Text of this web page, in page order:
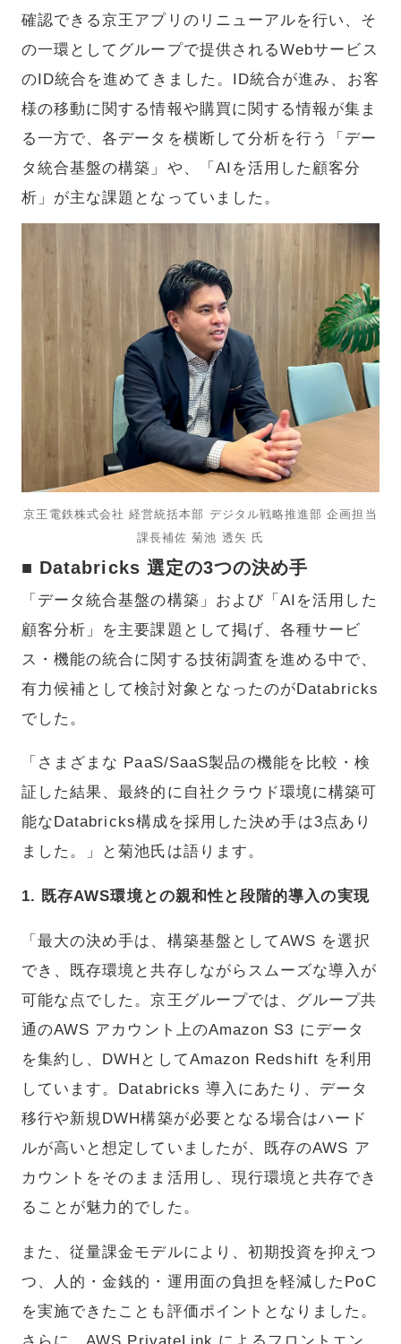
確認できる京王アプリのリニューアルを行い、そ
の一環としてグループで提供されるWebサービス
のID統合を進めてきました。ID統合が進み、お客
様の移動に関する情報や購買に関する情報が集ま
る一方で、各データを横断して分析を行う「デー
タ統合基盤の構築」や、「AIを活用した顧客分
析」が主な課題となっていました。
京王電鉄株式会社 経営統括本部 デジタル戦略推進部 企画担当
課長補佐 菊池 透矢 氏
■ Databricks 選定の3つの決め手
「データ統合基盤の構築」および「AIを活用した
顧客分析」を主要課題として掲げ、各種サービ
ス・機能の統合に関する技術調査を進める中で、
有力候補として検討対象となったのがDatabricks
でした。
「さまざまな PaaS/SaaS製品の機能を比較・検
証した結果、最終的に自社クラウド環境に構築可
能なDatabricks構成を採用した決め手は3点あり
ました。」と菊池氏は語ります。
1. 既存AWS環境との親和性と段階的導入の実現
「最大の決め手は、構築基盤としてAWS を選択
でき、既存環境と共存しながらスムーズな導入が
可能な点でした。京王グループでは、グループ共
通のAWS アカウント上のAmazon S3 にデータ
を集約し、DWHとしてAmazon Redshift を利用
しています。Databricks 導入にあたり、データ
移行や新規DWH構築が必要となる場合はハード
ルが高いと想定していましたが、既存のAWS ア
カウントをそのまま活用し、現行環境と共存でき
ることが魅力的でした。
また、従量課金モデルにより、初期投資を抑えつ
つ、人的・金銭的・運用面の負担を軽減したPoC
を実施できたことも評価ポイントとなりました。
さらに、AWS PrivateLink によるフロントエン